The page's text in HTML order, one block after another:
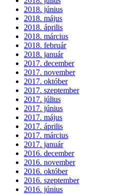
2018. június
2018. május
2018. április
2018. március
2018. február
2018. január
2017. december
2017. november
2017. október
2017. szeptember
2017. július
2017. június
2017. május
2017. április
2017. március
2017. január
2016. december
2016. november
2016. október
2016. szeptember
2016. június